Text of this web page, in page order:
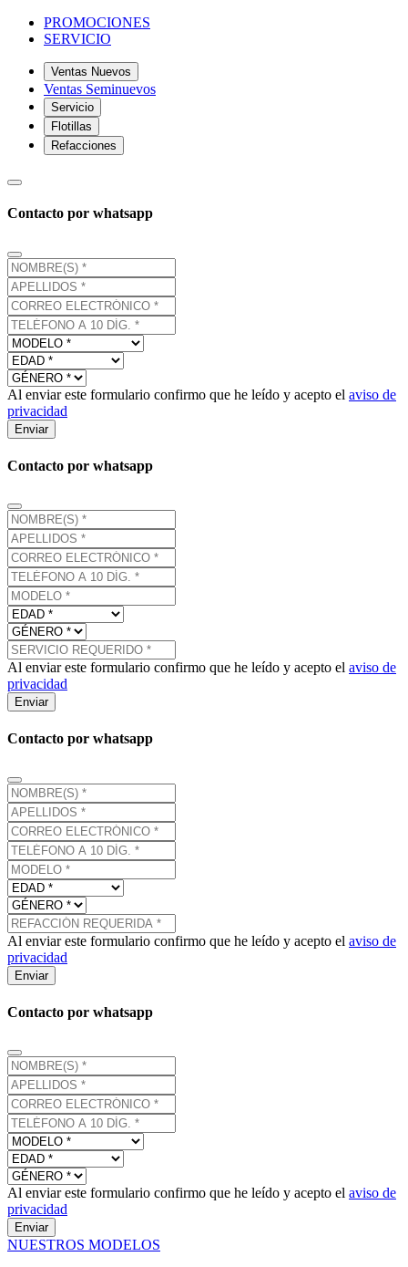
PROMOCIONES
SERVICIO
Ventas Nuevos
Ventas Seminuevos
Servicio
Flotillas
Refacciones
Contacto por whatsapp
Al enviar este formulario confirmo que he leído y acepto el aviso de
privacidad
Enviar
Contacto por whatsapp
Al enviar este formulario confirmo que he leído y acepto el aviso de
privacidad
Enviar
Contacto por whatsapp
Al enviar este formulario confirmo que he leído y acepto el aviso de
privacidad
Enviar
Contacto por whatsapp
Al enviar este formulario confirmo que he leído y acepto el aviso de
privacidad
Enviar
NUESTROS MODELOS